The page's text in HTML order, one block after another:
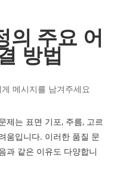
의 주요 어
방법
게 메시지를 남겨주세요
제는 표면 기포, 주름, 고르
움입니다. 이러한 품질 문
과 같은 이유도 다양합니